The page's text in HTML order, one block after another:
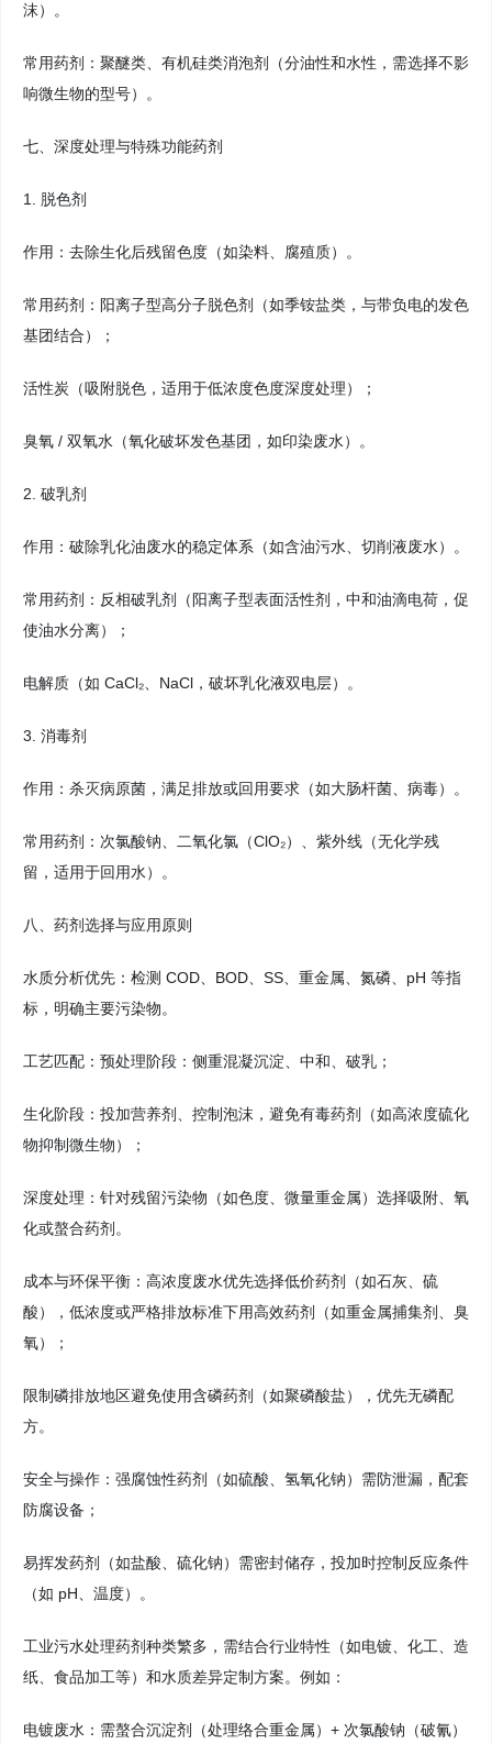
沫）。
常用药剂：聚醚类、有机硅类消泡剂（分油性和水性，需选择不影
响微生物的型号）。
七、深度处理与特殊功能药剂
1. 脱色剂
作用：去除生化后残留色度（如染料、腐殖质）。
常用药剂：阳离子型高分子脱色剂（如季铵盐类，与带负电的发色
基团结合）；
活性炭（吸附脱色，适用于低浓度色度深度处理）；
臭氧 / 双氧水（氧化破坏发色基团，如印染废水）。
2. 破乳剂
作用：破除乳化油废水的稳定体系（如含油污水、切削液废水）。
常用药剂：反相破乳剂（阳离子型表面活性剂，中和油滴电荷，促
使油水分离）；
电解质（如 CaCl₂、NaCl，破坏乳化液双电层）。
3. 消毒剂
作用：杀灭病原菌，满足排放或回用要求（如大肠杆菌、病毒）。
常用药剂：次氯酸钠、二氧化氯（ClO₂）、紫外线（无化学残
留，适用于回用水）。
八、药剂选择与应用原则
水质分析优先：检测 COD、BOD、SS、重金属、氮磷、pH 等指
标，明确主要污染物。
工艺匹配：预处理阶段：侧重混凝沉淀、中和、破乳；
生化阶段：投加营养剂、控制泡沫，避免有毒药剂（如高浓度硫化
物抑制微生物）；
深度处理：针对残留污染物（如色度、微量重金属）选择吸附、氧
化或螯合药剂。
成本与环保平衡：高浓度废水优先选择低价药剂（如石灰、硫
酸），低浓度或严格排放标准下用高效药剂（如重金属捕集剂、臭
氧）；
限制磷排放地区避免使用含磷药剂（如聚磷酸盐），优先无磷配
方。
安全与操作：强腐蚀性药剂（如硫酸、氢氧化钠）需防泄漏，配套
防腐设备；
易挥发药剂（如盐酸、硫化钠）需密封储存，投加时控制反应条件
（如 pH、温度）。
工业污水处理药剂种类繁多，需结合行业特性（如电镀、化工、造
纸、食品加工等）和水质差异定制方案。例如：
电镀废水：需螯合沉淀剂（处理络合重金属）+ 次氯酸钠（破氰）